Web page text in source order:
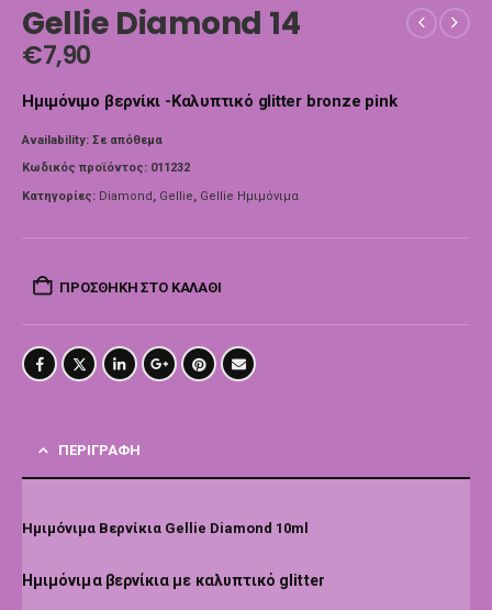
Gellie Diamond 14
€7,90
Ημιμόνιμο βερνίκι -Καλυπτικό glitter bronze pink
Availability: Σε απόθεμα
Κωδικός προϊόντος: 011232
Κατηγορίες: Diamond, Gellie, Gellie Ημιμόνιμα
ΠΡΟΣΘΉΚΗ ΣΤΟ ΚΑΛΆΘΙ
ΠΕΡΙΓΡΑΦΉ
Ημιμόνιμα Βερνίκια Gellie Diamond 10ml
Hμιμόνιμα βερνίκια με καλυπτικό glitter